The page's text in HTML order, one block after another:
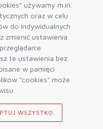
używamy m.in.
oraz w celu
do indywidualnych
zmienić ustawienia
te ustawienia bez
w pamięci
"cookies" może
WSZYSTKO